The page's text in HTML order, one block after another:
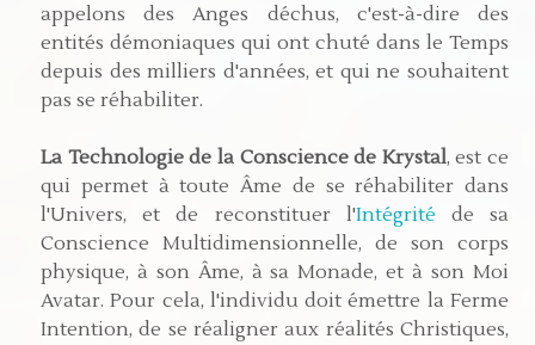
appelons des Anges déchus, c'est-à-dire des
entités démoniaques qui ont chuté dans le Temps
depuis des milliers d'années, et qui ne souhaitent
pas se réhabiliter.
La Technologie de la Conscience de Krystal, est ce
qui permet à toute Âme de se réhabiliter dans
l'Univers, et de reconstituer l'Intégrité de sa
Conscience Multidimensionnelle, de son corps
physique, à son Âme, à sa Monade, et à son Moi
Avatar. Pour cela, l'individu doit émettre la Ferme
Intention, de se réaligner aux réalités Christiques,